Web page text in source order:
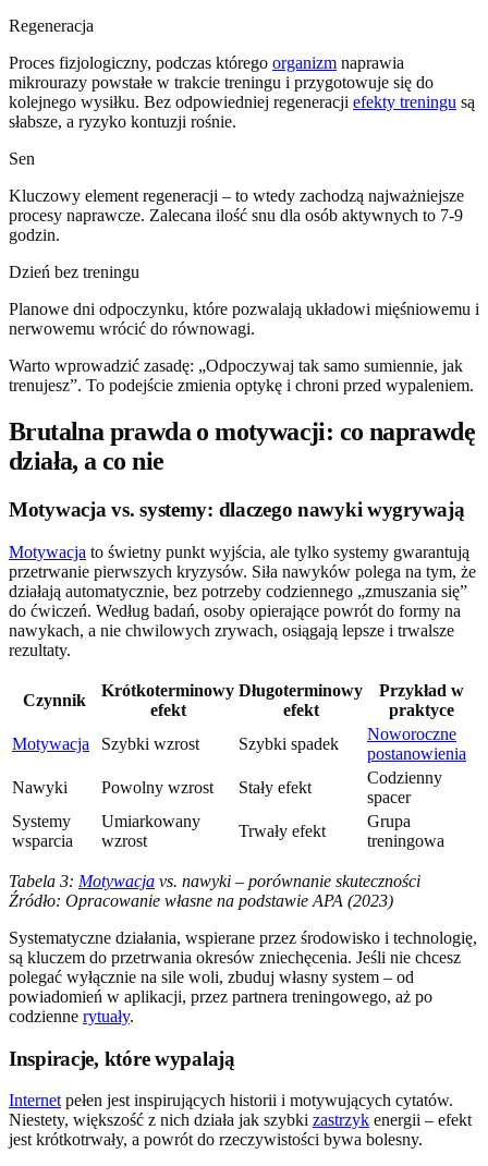
Regeneracja
Proces fizjologiczny, podczas którego organizm naprawia
mikrourazy powstałe w trakcie treningu i przygotowuje się do
kolejnego wysiłku. Bez odpowiedniej regeneracji efekty treningu są
słabsze, a ryzyko kontuzji rośnie.
Sen
Kluczowy element regeneracji – to wtedy zachodzą najważniejsze
procesy naprawcze. Zalecana ilość snu dla osób aktywnych to 7-9
godzin.
Dzień bez treningu
Planowe dni odpoczynku, które pozwalają układowi mięśniowemu i
nerwowemu wrócić do równowagi.
Warto wprowadzić zasadę: „Odpoczywaj tak samo sumiennie, jak
trenujesz”. To podejście zmienia optykę i chroni przed wypaleniem.
Brutalna prawda o motywacji: co naprawdę
działa, a co nie
Motywacja vs. systemy: dlaczego nawyki wygrywają
Motywacja to świetny punkt wyjścia, ale tylko systemy gwarantują
przetrwanie pierwszych kryzysów. Siła nawyków polega na tym, że
działają automatycznie, bez potrzeby codziennego „zmuszania się”
do ćwiczeń. Według badań, osoby opierające powrót do formy na
nawykach, a nie chwilowych zrywach, osiągają lepsze i trwalsze
rezultaty.
Czynnik
Krótkoterminowy
efekt
Długoterminowy
efekt
Przykład w
praktyce
Motywacja
Szybki wzrost Szybki spadek
Noworoczne
postanowienia
Nawyki
Powolny wzrost Stały efekt
Codzienny
spacer
Systemy
wsparcia
Umiarkowany
wzrost
Trwały efekt
Grupa
treningowa
Tabela 3: Motywacja vs. nawyki – porównanie skuteczności
Źródło: Opracowanie własne na podstawie APA (2023)
Systematyczne działania, wspierane przez środowisko i technologię,
są kluczem do przetrwania okresów zniechęcenia. Jeśli nie chcesz
polegać wyłącznie na sile woli, zbuduj własny system – od
powiadomień w aplikacji, przez partnera treningowego, aż po
codzienne rytuały.
Inspiracje, które wypalają
Internetpełen jest inspirujących historii i motywujących cytatów.
Niestety, większość z nich działa jak szybki zastrzyk energii – efekt
jest krótkotrwały, a powrót do rzeczywistości bywa bolesny.